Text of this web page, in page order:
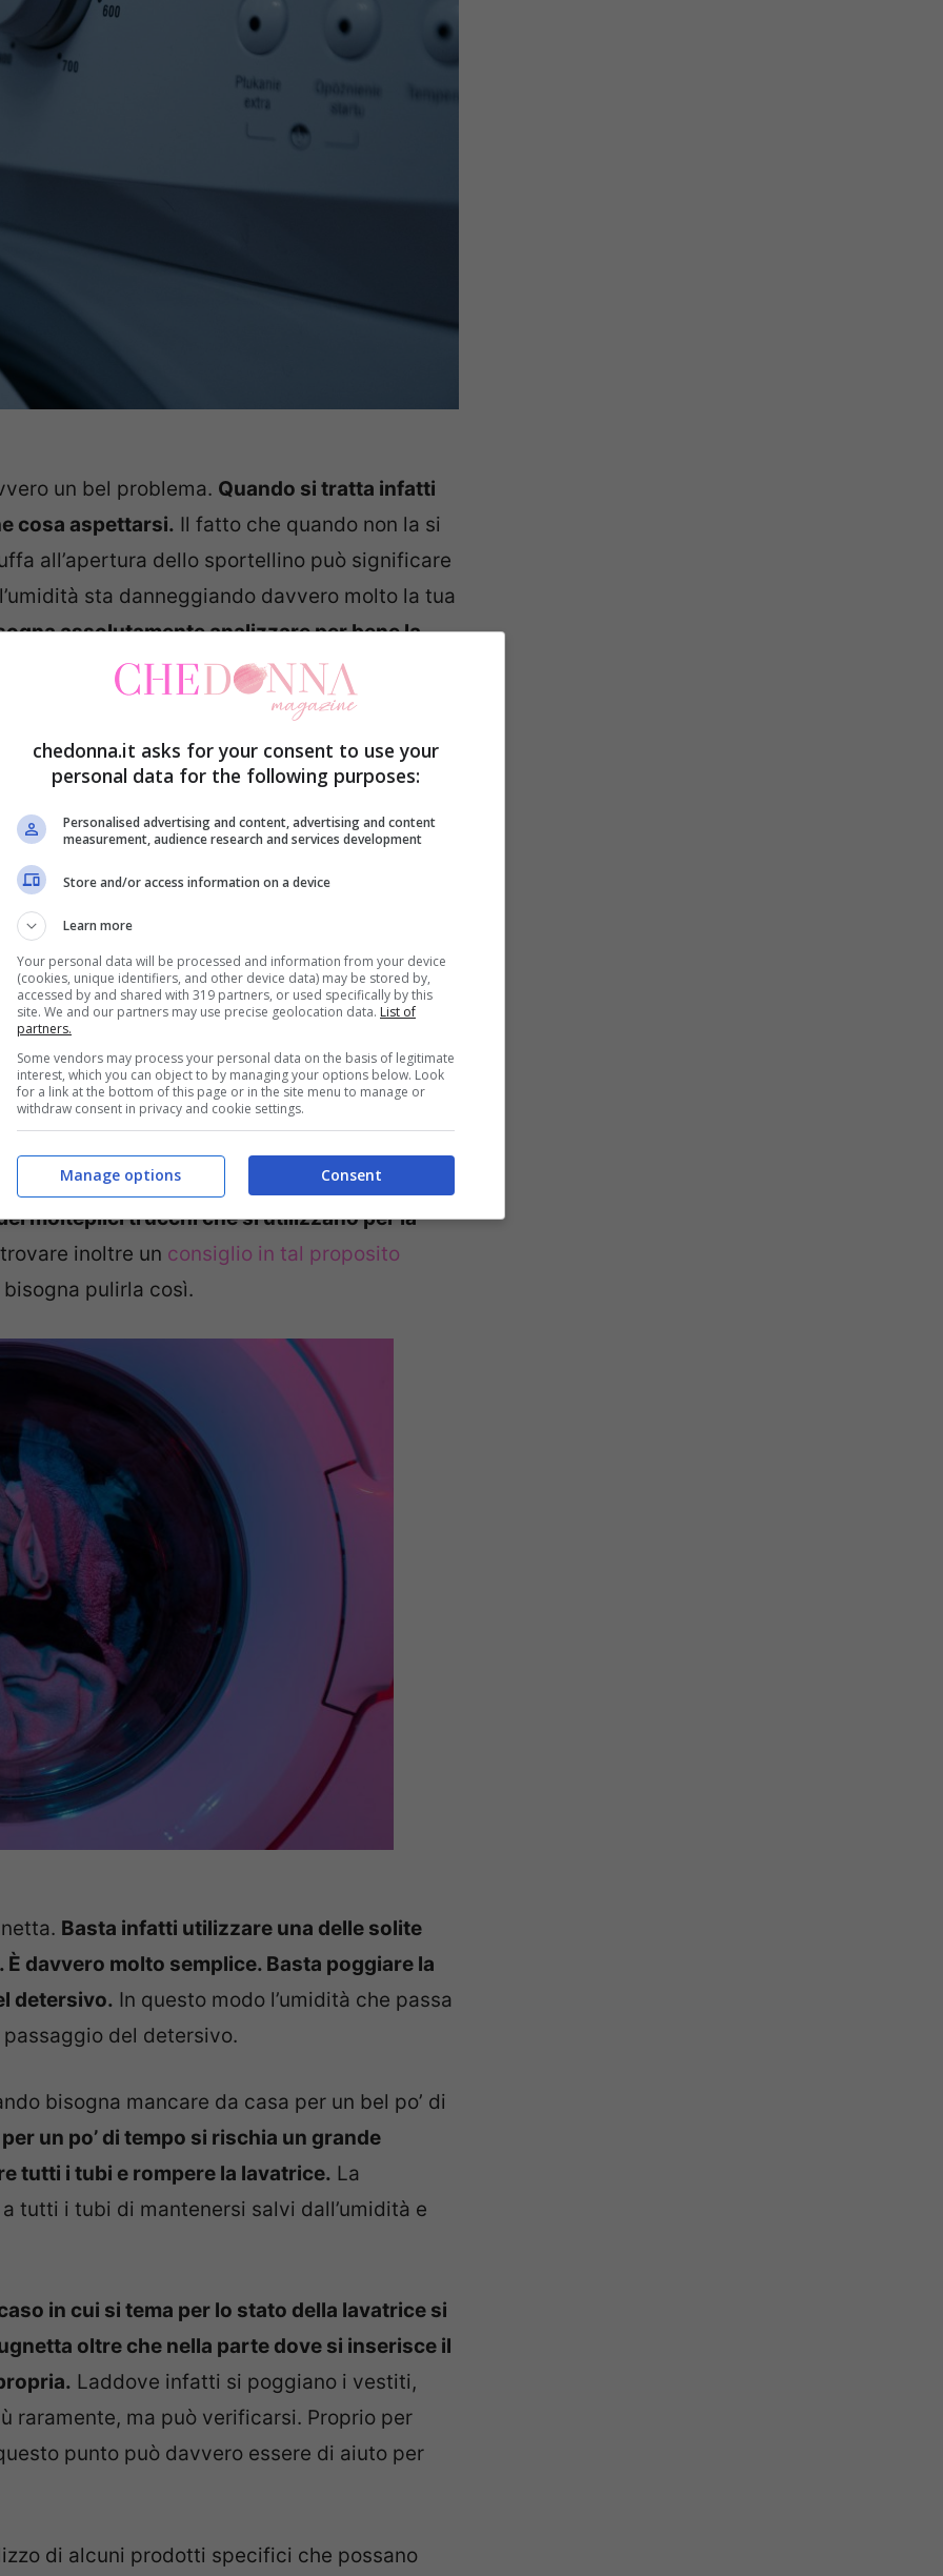
un bel problema. Quando si tratta infatti
cosa aspettarsi. Il fatto che quando non la si
all’apertura dello sportellino può significare
sta danneggiando davvero molto la tua
assolutamente analizzare per bene la
merita.
È davvero molto difficile sapere però
modi.
Si pensa che bisogni chiamare subito
qualcuno che a pagamento faccia la
così e che bisogna magari cambiare tutto.
bisogna subito spaventarsi e chiamare
le giuste attenzioni.
la pulizia dei nostri vestiti e non solo.Non
La lavatrice va pulita come si pulisce
ti permette di risparmiare molto!
risparmi e salvi la lavatrice.
molteplici trucchi che si utilizzano per la
inoltre un consiglio in tal proposito
pulirla così.
Basta infatti utilizzare una delle solite
davvero molto semplice. Basta poggiare la
detersivo. In questo modo l’umidità che passa
del detersivo.
bisogna mancare da casa per un bel po’ di
un po’ di tempo si rischia un grande
tutti i tubi e rompere la lavatrice. La
tutti i tubi di mantenersi salvi dall’umidità e
in cui si tema per lo stato della lavatrice si
oltre che nella parte dove si inserisce il
Laddove infatti si poggiano i vestiti,
raramente, ma può verificarsi. Proprio per
punto può davvero essere di aiuto per
di alcuni prodotti specifici che possano
chedonna.it asks for your consent to use your
personal data for the following purposes:
Personalised advertising and content, advertising and content
measurement, audience research and services development
Store and/or access information on a device
Learn more
Your personal data will be processed and information from your device
(cookies, unique identifiers, and other device data) may be stored by,
accessed by and shared with 319 partners, or used specifically by this
site. We and our partners may use precise geolocation data. List of
partners.
Some vendors may process your personal data on the basis of legitimate
interest, which you can object to by managing your options below. Look
for a link at the bottom of this page or in the site menu to manage or
withdraw consent in privacy and cookie settings.
Consent
Manage options